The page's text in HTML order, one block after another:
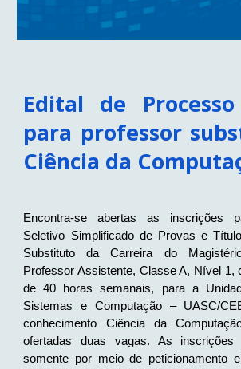
Edital de
para professor
Ciência da
Encontra-se abertas as inscrições
Seletivo Simplificado de Provas e
Substituto da Carreira do
Professor Assistente, Classe A, Nível 1,
de 40 horas semanais, para a
Sistemas e Computação – UASC/
conhecimento Ciência da
ofertadas duas vagas. As inscrições
somente por meio de peticionamento